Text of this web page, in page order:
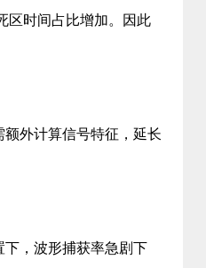
区时间占比增加。因此
外计算信号特征，延长
，波形捕获率急剧下